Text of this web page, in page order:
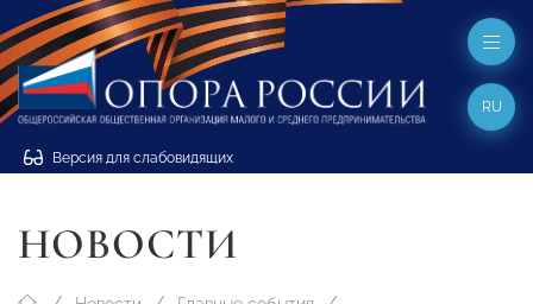
Версия для слабовидящих
RU
НОВОСТИ